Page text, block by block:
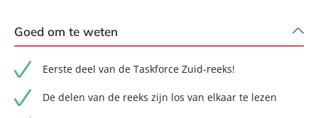
Goed om te weten
Eerste deel van de Taskforce Zuid-reeks!
De delen van de reeks zijn los van elkaar te lezen